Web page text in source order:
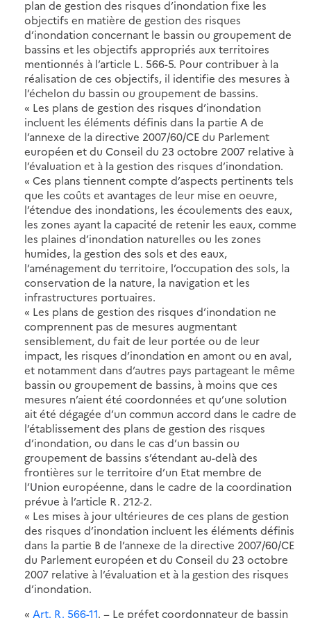
plan de gestion des risques d’inondation fixe les
objectifs en matière de gestion des risques
d’inondation concernant le bassin ou groupement de
bassins et les objectifs appropriés aux territoires
mentionnés à l’article L. 566-5. Pour contribuer à la
réalisation de ces objectifs, il identifie des mesures à
l’échelon du bassin ou groupement de bassins.
« Les plans de gestion des risques d’inondation
incluent les éléments définis dans la partie A de
l’annexe de la directive 2007/60/CE du Parlement
européen et du Conseil du 23 octobre 2007 relative à
l’évaluation et à la gestion des risques d’inondation.
« Ces plans tiennent compte d’aspects pertinents tels
que les coûts et avantages de leur mise en oeuvre,
l’étendue des inondations, les écoulements des eaux,
les zones ayant la capacité de retenir les eaux, comme
les plaines d’inondation naturelles ou les zones
humides, la gestion des sols et des eaux,
l’aménagement du territoire, l’occupation des sols, la
conservation de la nature, la navigation et les
infrastructures portuaires.
« Les plans de gestion des risques d’inondation ne
comprennent pas de mesures augmentant
sensiblement, du fait de leur portée ou de leur
impact, les risques d’inondation en amont ou en aval,
et notamment dans d’autres pays partageant le même
bassin ou groupement de bassins, à moins que ces
mesures n’aient été coordonnées et qu’une solution
ait été dégagée d’un commun accord dans le cadre de
l’établissement des plans de gestion des risques
d’inondation, ou dans le cas d’un bassin ou
groupement de bassins s’étendant au-delà des
frontières sur le territoire d’un Etat membre de
l’Union européenne, dans le cadre de la coordination
prévue à l’article R. 212-2.
« Les mises à jour ultérieures de ces plans de gestion
des risques d’inondation incluent les éléments définis
dans la partie B de l’annexe de la directive 2007/60/CE
du Parlement européen et du Conseil du 23 octobre
2007 relative à l’évaluation et à la gestion des risques
d’inondation.
« Art. R. 566-11. − Le préfet coordonnateur de bassin